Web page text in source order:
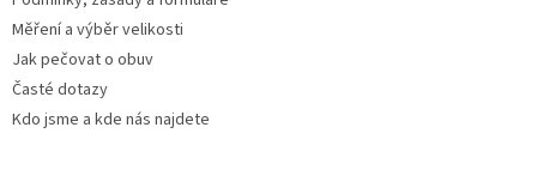
Měření a výběr velikosti
Jak pečovat o obuv
Časté dotazy
Kdo jsme a kde nás najdete